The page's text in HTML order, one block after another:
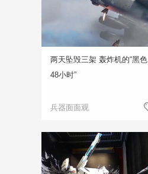
两天坠毁三架 轰炸机的“黑色
48小时”
兵器面面观